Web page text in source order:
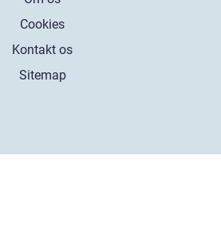
Cookies
Kontakt os
Sitemap